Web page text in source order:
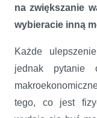
na zwiększanie
wybieracie inną
Każde
jednak
tego, co jest